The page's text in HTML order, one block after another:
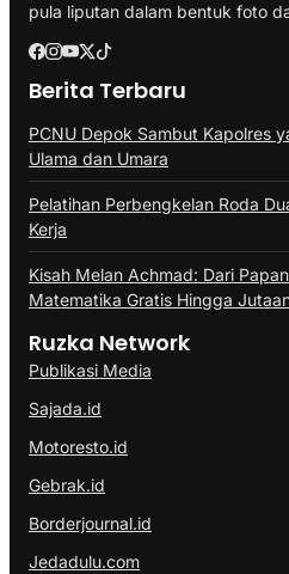
pula liputan dalam bentuk foto
Berita Terbaru
PCNU Depok Sambut Kapolres
Ulama dan Umara
Pelatihan Perbengkelan Roda
Kerja
Kisah Melan Achmad: Dari
Matematika Gratis Hingga
Ruzka Network
Publikasi Media
Sajada.id
Motoresto.id
Gebrak.id
Borderjournal.id
Jedadulu.com